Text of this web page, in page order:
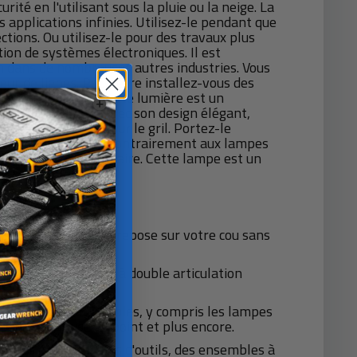
en l'utilisant sous la pluie ou la neige. La
applications infinies. Utilisez-le pendant que
Ou utilisez-le pour des travaux plus
de systèmes électroniques. Il est
de nombreuses autres industries. Vous
de lignes. Peut-être installez-vous des
être d'accord, cette lumière est un
une à la tête. Avec son design élégant,
des hamburgers sur le gril. Portez-le
de plein air. Contrairement aux lampes
problème séculaire. Cette lampe est un
pour travailler. Il repose sur votre cou sans
USB inclus
têtes de faisceau à double articulation
robustes et durables, y compris les lampes
de mise au point et plus encore.
des organisateurs d'outils, des ensembles à